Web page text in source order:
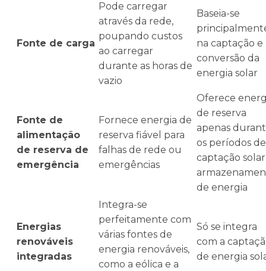
Fonte de carga
Pode carregar
através da rede,
poupando custos
ao carregar
durante as horas de
vazio
Baseia-se
na captação e
conversão da
energia solar
Fonte de
alimentação
de reserva de
emergência
Fornece energia de
reserva fiável para
falhas de rede ou
emergências
Oferece
de reserva
apenas
os períodos de
captação
de energia
Energias
renováveis
integradas
Integra-se
perfeitamente com
várias fontes de
energia renováveis,
como a eólica e a
Só se integra
com a
de energia